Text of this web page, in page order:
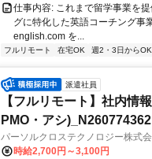
仕事内容: これまで留学事業を
グに特化した英語コーチング事
english.com を...
フルリモート 在宅OK 週2・3日からOK
派遣社員
【フルリモート】社内情
PMO・アシ)_N260774362
パーソルクロステクノロジー株式
時給2,700円～3,100円